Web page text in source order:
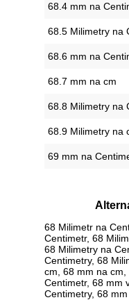
68.4 mm na
68.5 Milimetry na
68.6 mm na
68.7 mm na cm
68.8 Milimetry na
68.9 Milimetry na
69 mm na
68 Milimetr na
Centimetr, 68
68 Milimetry na
Centimetry, 68
cm, 68 mm na
Centimetr, 68 mm
Centimetry, 68